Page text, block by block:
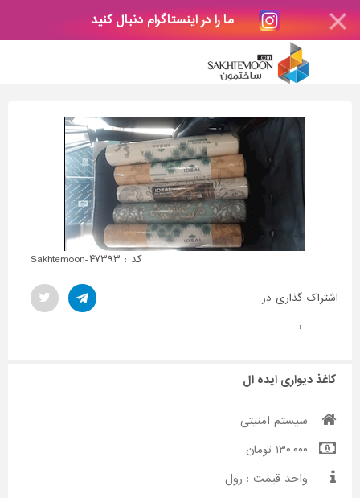
ما را در اینستاگرام دنبال کنید
کد : Sakhtemoon-۴۷۳۹۳
اشتراک گذاری در
:
کاغذ دیواری ایده ال
سیستم امنیتی
۱۳۰,۰۰۰ تومان
واحد قیمت : رول